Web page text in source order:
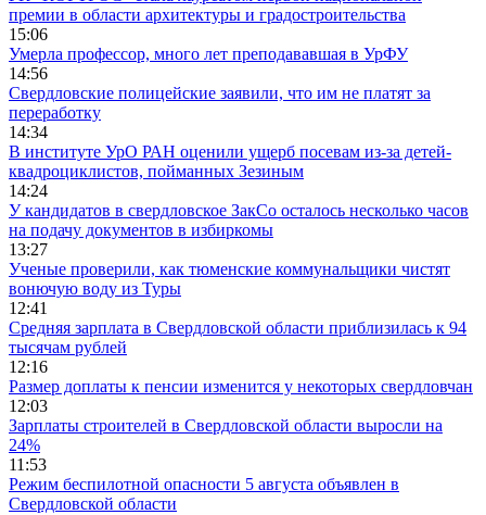
премии в области архитектуры и градостроительства
15:06
Умерла профессор, много лет преподававшая в УрФУ
14:56
Свердловские полицейские заявили, что им не платят за
переработку
14:34
В институте УрО РАН оценили ущерб посевам из-за детей-
квадроциклистов, пойманных Зезиным
14:24
У кандидатов в свердловское ЗакСо осталось несколько часов
на подачу документов в избиркомы
13:27
Ученые проверили, как тюменские коммунальщики чистят
вонючую воду из Туры
12:41
Средняя зарплата в Свердловской области приблизилась к 94
тысячам рублей
12:16
Размер доплаты к пенсии изменится у некоторых свердловчан
12:03
Зарплаты строителей в Свердловской области выросли на
24%
11:53
Режим беспилотной опасности 5 августа объявлен в
Свердловской области